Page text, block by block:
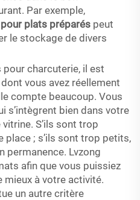
Par exemple,
plats préparés peut
le stockage de divers
charcuterie, il est
vous avez réellement
compte beaucoup. Vous
s’intègrent bien dans votre
S’ils sont trop
place ; s’ils sont trop petits,
permanence. Lvzong
afin que vous puissiez
mieux à votre activité.
un autre critère